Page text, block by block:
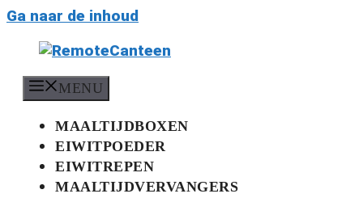
Ga naar de inhoud
MENU
MAALTIJDBOXEN
EIWITPOEDER
EIWITREPEN
MAALTIJDVERVANGERS